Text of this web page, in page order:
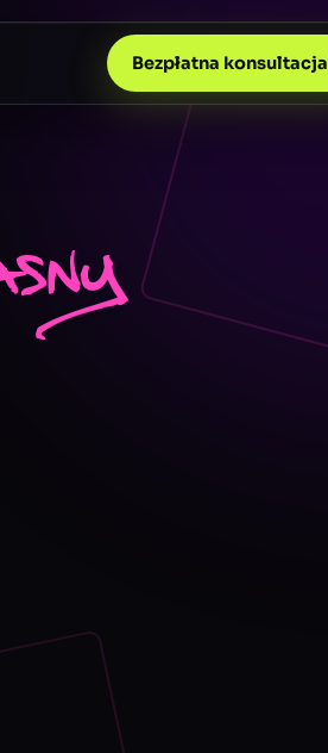
Bezpłatna konsultacja